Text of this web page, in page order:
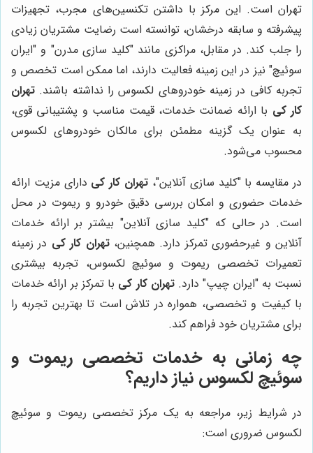
تهران است. این مرکز با داشتن تکنسین‌های مجرب، تجهیزات
پیشرفته و سابقه درخشان، توانسته است رضایت مشتریان زیادی
را جلب کند. در مقابل، مراکزی مانند "کلید سازی مدرن" و "ایران
سوئیچ" نیز در این زمینه فعالیت دارند، اما ممکن است تخصص و
تجربه کافی در زمینه خودروهای لکسوس را نداشته باشند. تهران
کار کی با ارائه ضمانت خدمات، قیمت مناسب و پشتیبانی قوی،
به عنوان یک گزینه مطمئن برای مالکان خودروهای لکسوس
محسوب می‌شود.
در مقایسه با "کلید سازی آنلاین"، تهران کار کی دارای مزیت ارائه
خدمات حضوری و امکان بررسی دقیق خودرو و ریموت در محل
است. در حالی که "کلید سازی آنلاین" بیشتر بر ارائه خدمات
آنلاین و غیرحضوری تمرکز دارد. همچنین،تهران کار کی در زمینه
تعمیرات تخصصی ریموت و سوئیچ لکسوس، تجربه بیشتری
نسبت به "ایران چیپ" دارد.تهران کار کی با تمرکز بر ارائه خدمات
با کیفیت و تخصصی، همواره در تلاش است تا بهترین تجربه را
برای مشتریان خود فراهم کند.
چه زمانی به خدمات تخصصی ریموت و
سوئیچ لکسوس نیاز داریم؟
در شرایط زیر، مراجعه به یک مرکز تخصصی ریموت و سوئیچ
لکسوس ضروری است: